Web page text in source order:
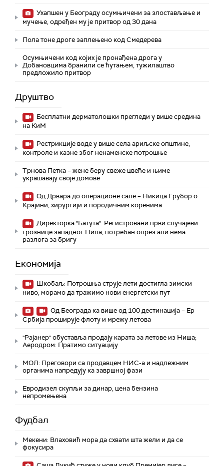
Ухапшен у Београду осумњичени за злостављање и
мучење, одређен му је притвор од 30 дана
Пола тоне дроге заплењено код Смедерева
Осумњичени код којих је пронађена дрога у
Добановцима бранили се ћутањем, тужилаштво
предложило притвор
Друштво
Бесплатни дерматолошки прегледи у више средина
на КиМ
Рестрикције воде у више села ариљске општине,
контроле и казне због ненаменске потрошње
Трнова Петка – жене беру свеже цвеће и њиме
украшавају своје домове
Од Дрвара до операционе сале – Никица Грубор о
Крајини, хирургији и породичним коренима
Директорка "Батута": Регистровани први случајеви
грознице западног Нила, потребан опрез али нема
разлога за бригу
Економија
Шкобаљ: Потрошња струје лети достигла зимски
ниво, морамо да тражимо нови енергетски пут
Од Београда ка више од 100 дестинација – Ер
Србија проширује флоту и мрежу летова
"Рајанер" обуставља продају карата за летове из Ниша;
Аеродром: Пратимо ситуацију
МОЛ: Преговори са продавцем НИС-а и надлежним
органима напредују ка завршној фази
Евродизел скупљи за динар, цена бензина
непромењена
Фудбал
Мекени: Влаховић мора да схвати шта жели и да се
фокусира